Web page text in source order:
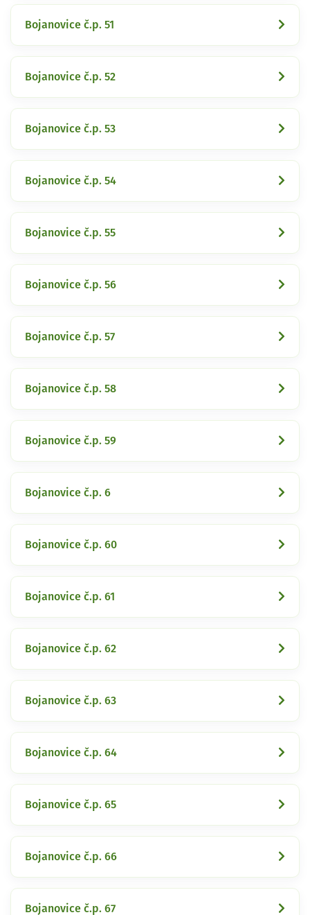
Bojanovice č.p. 51
Bojanovice č.p. 52
Bojanovice č.p. 53
Bojanovice č.p. 54
Bojanovice č.p. 55
Bojanovice č.p. 56
Bojanovice č.p. 57
Bojanovice č.p. 58
Bojanovice č.p. 59
Bojanovice č.p. 6
Bojanovice č.p. 60
Bojanovice č.p. 61
Bojanovice č.p. 62
Bojanovice č.p. 63
Bojanovice č.p. 64
Bojanovice č.p. 65
Bojanovice č.p. 66
Bojanovice č.p. 67